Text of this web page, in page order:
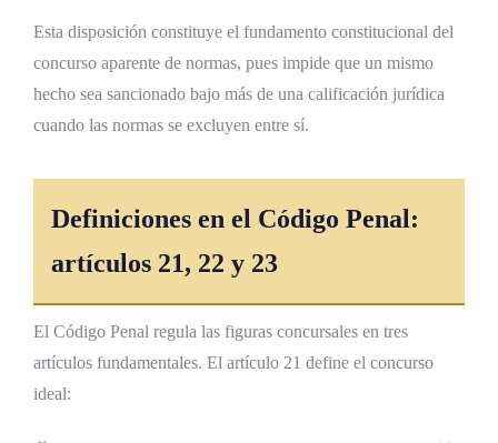
Esta disposición constituye el fundamento constitucional del
concurso aparente de normas, pues impide que un mismo
hecho sea sancionado bajo más de una calificación jurídica
cuando las normas se excluyen entre sí.
Definiciones en el Código Penal:
artículos 21, 22 y 23
El Código Penal regula las figuras concursales en tres
artículos fundamentales. El artículo 21 define el concurso
ideal: